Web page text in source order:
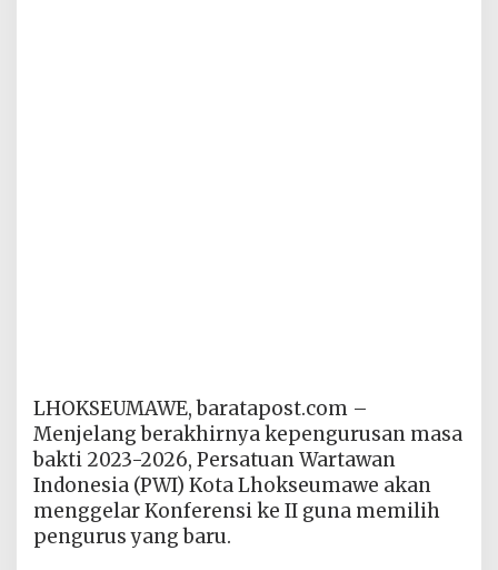
LHOKSEUMAWE, baratapost.com –
Menjelang berakhirnya kepengurusan masa
bakti 2023-2026, Persatuan Wartawan
Indonesia (PWI) Kota Lhokseumawe akan
menggelar Konferensi ke II guna memilih
pengurus yang baru.